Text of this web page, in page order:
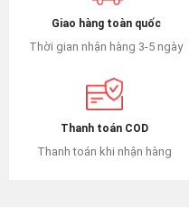
Giao hàng toàn quốc
Thời gian nhận hàng 3-5 ngày
Thanh toán COD
Thanh toán khi nhận hàng